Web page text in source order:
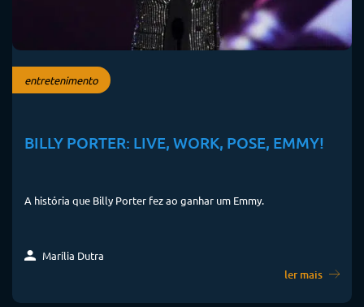
entretenimento
BILLY PORTER: LIVE, WORK, POSE, EMMY!
A história que Billy Porter fez ao ganhar um Emmy.
Marília Dutra
ler mais